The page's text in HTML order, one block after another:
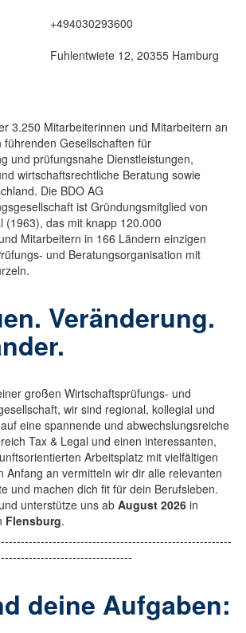
+494030293600
Fuhlentwiete 12, 20355 Hamburg
3.250 Mitarbeiterinnen und Mitarbeitern an
führenden Gesellschaften für
und prüfungsnahe Dienstleistungen,
wirtschaftsrechtliche Beratung sowie
Die BDO AG
ist Gründungsmitglied von
(1963), das mit knapp 120.000
Mitarbeitern in 166 Ländern einzigen
und Beratungsorganisation mit
Veränderung.
großen Wirtschaftsprüfungs- und
wir sind regional, kollegial und
eine spannende und abwechslungsreiche
Tax & Legal und einen interessanten,
Arbeitsplatz mit vielfältigen
Anfang an vermitteln wir dir alle relevanten
und machen dich fit für dein Berufsleben.
unterstütze uns ab August 2026 in
Flensburg.
deine Aufgaben: